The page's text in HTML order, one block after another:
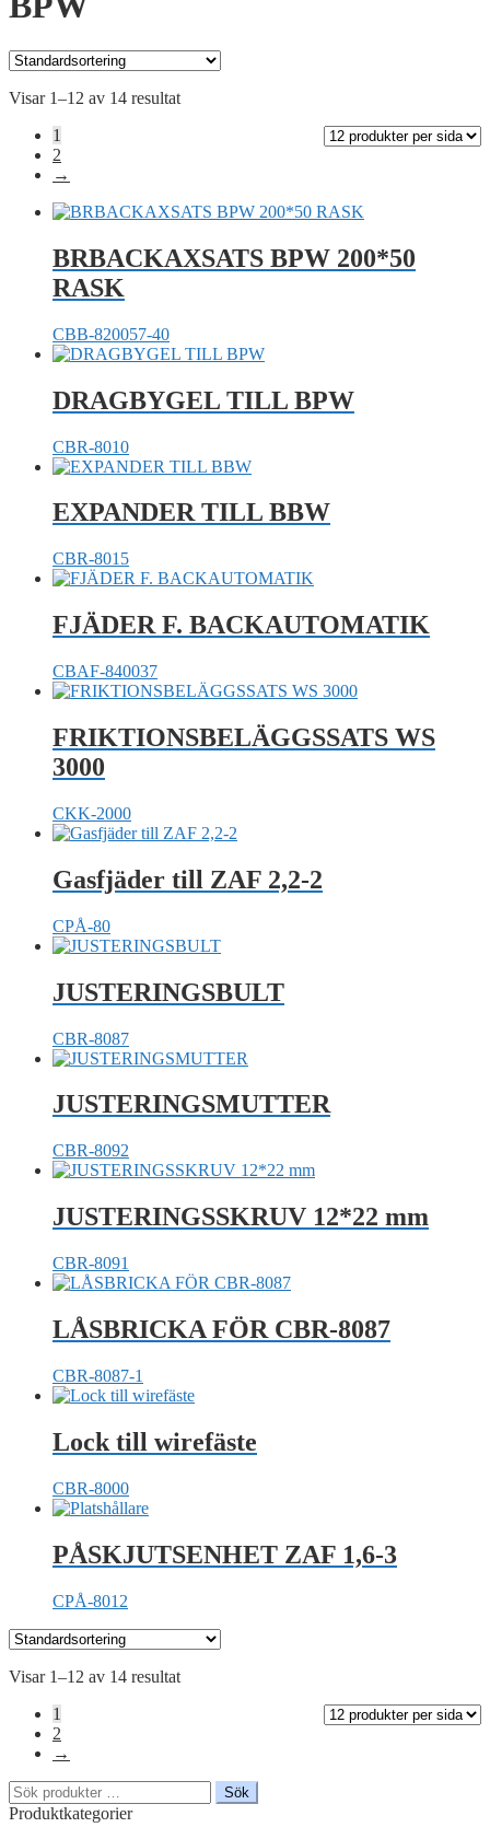
Visar 1–12 av 14 resultat
1
2
→
BRBACKAXSATS BPW 200*50
RASK
CBB-820057-40
DRAGBYGEL TILL BPW
CBR-8010
EXPANDER TILL BBW
CBR-8015
FJÄDER F. BACKAUTOMATIK
CBAF-840037
FRIKTIONSBELÄGGSSATS WS
3000
CKK-2000
Gasfjäder till ZAF 2,2-2
CPÅ-80
JUSTERINGSBULT
CBR-8087
JUSTERINGSMUTTER
CBR-8092
JUSTERINGSSKRUV 12*22 mm
CBR-8091
LÅSBRICKA FÖR CBR-8087
CBR-8087-1
Lock till wirefäste
CBR-8000
PÅSKJUTSENHET ZAF 1,6-3
CPÅ-8012
Visar 1–12 av 14 resultat
1
2
→
Sök
efter:
Sök
Produktkategorier